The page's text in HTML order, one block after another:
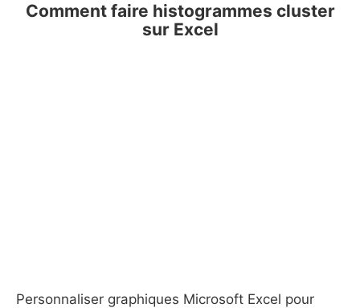
Comment faire histogrammes cluster
sur Excel
Personnaliser graphiques Microsoft Excel pour